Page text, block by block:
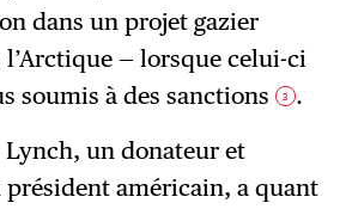
dans un projet gazier
l’Arctique — lorsque celui-ci
soumis à des sanctions
3 .
Lynch, un donateur et
américain, a quant